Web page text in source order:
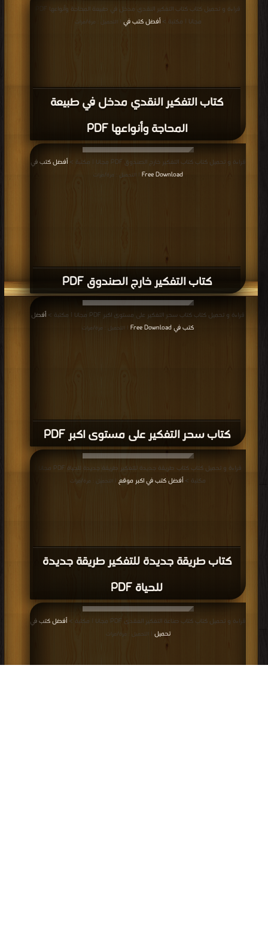
كتاب التفكير النقدي مدخل في طبيعة
المحاجة وأنواعها PDF
مجانا | مكتبة >أفضل كتب في | التحميل : مرة/مرات
كتاب التفكير خارج الصندوق PDF
قراءة و تحميل كتاب كتاب التفكير خارج الصندوق PDF مجانا | مكتبة >
أفضل كتب في
Free Download | التحميل : مرة/مرات
كتاب سحر التفكير على مستوى اكبر PDF
قراءة و تحميل كتاب كتاب سحر التفكير على مستوى اكبر PDF مجانا | مكتبة >
أفضل
كتب في Free Download
| التحميل : مرة/مرات
كتاب طريقة جديدة للتفكير طريقة جديدة
للحياة PDF
قراءة و تحميل كتاب كتاب طريقة جديدة للتفكير طريقة جديدة للحياة PDF مجانا |
مكتبة >أفضل كتب في اكبر موقع | التحميل : مرة/مرات
قراءة و تحميل كتاب كتاب صناعة التفكير العقدى PDF مجانا | مكتبة >
أفضل كتب في
تحميل
| التحميل : مرة/مرات